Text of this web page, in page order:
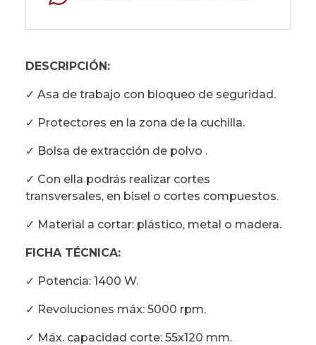
DESCRIPCIÓN:
✓ Asa de trabajo con bloqueo de seguridad.
✓ Protectores en la zona de la cuchilla.
✓ Bolsa de extracción de polvo .
✓ Con ella podrás realizar cortes
transversales, en bisel o cortes compuestos.
✓ Material a cortar: plástico, metal o madera.
FICHA TÉCNICA:
✓ Potencia: 1400 W.
✓ Revoluciones máx: 5000 rpm.
✓ Máx. capacidad corte: 55x120 mm.